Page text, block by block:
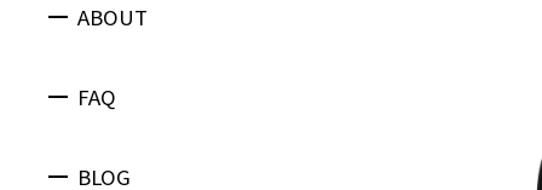
ABOUT
FAQ
BLOG